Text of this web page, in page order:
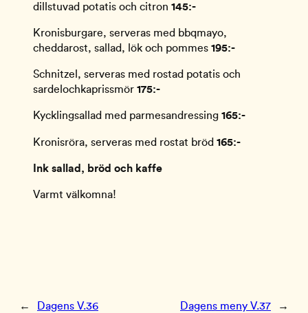
dillstuvad potatis och citron 145:-
Kronisburgare, serveras med bbqmayo,
cheddarost, sallad, lök och pommes 195:-
Schnitzel, serveras med rostad potatis och
sardelochkaprissmör 175:-
Kycklingsallad med parmesandressing 165:-
Kronisröra, serveras med rostat bröd 165:-
Ink sallad, bröd och kaffe
Varmt välkomna!
← Dagens V.36 Dagens meny V.37 →